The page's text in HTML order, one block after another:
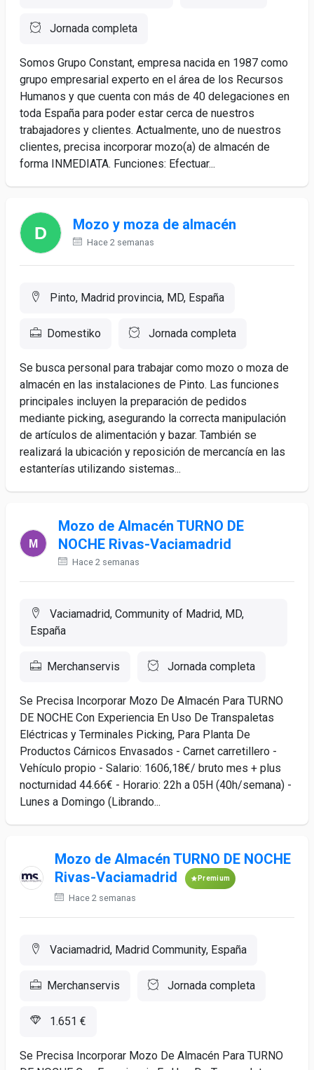
Jornada completa
Somos Grupo Constant, empresa nacida en 1987 como
grupo empresarial experto en el área de los Recursos
Humanos y que cuenta con más de 40 delegaciones en
toda España para poder estar cerca de nuestros
trabajadores y clientes. Actualmente, uno de nuestros
clientes, precisa incorporar mozo(a) de almacén de
forma INMEDIATA. Funciones: Efectuar...
Mozo y moza de almacén
Hace 2 semanas
Pinto, Madrid provincia, MD, España
Domestiko Jornada completa
Se busca personal para trabajar como mozo o moza de
almacén en las instalaciones de Pinto. Las funciones
principales incluyen la preparación de pedidos
mediante picking, asegurando la correcta manipulación
de artículos de alimentación y bazar. También se
realizará la ubicación y reposición de mercancía en las
estanterías utilizando sistemas...
Mozo de Almacén TURNO DE
NOCHE Rivas-Vaciamadrid
Hace 2 semanas
Vaciamadrid, Community of Madrid, MD,
España
Merchanservis Jornada completa
Se Precisa Incorporar Mozo De Almacén Para TURNO
DE NOCHE Con Experiencia En Uso De Transpaletas
Eléctricas y Terminales Picking, Para Planta De
Productos Cárnicos Envasados - Carnet carretillero -
Vehículo propio - Salario: 1606,18€/ bruto mes + plus
nocturnidad 44.66€ - Horario: 22h a 05H (40h/semana) -
Lunes a Domingo (Librando...
Mozo de Almacén TURNO DE NOCHE
Rivas-Vaciamadrid
Premium
Hace 2 semanas
Vaciamadrid, Madrid Community, España
Merchanservis Jornada completa
1.651 €
Se Precisa Incorporar Mozo De Almacén Para TURNO